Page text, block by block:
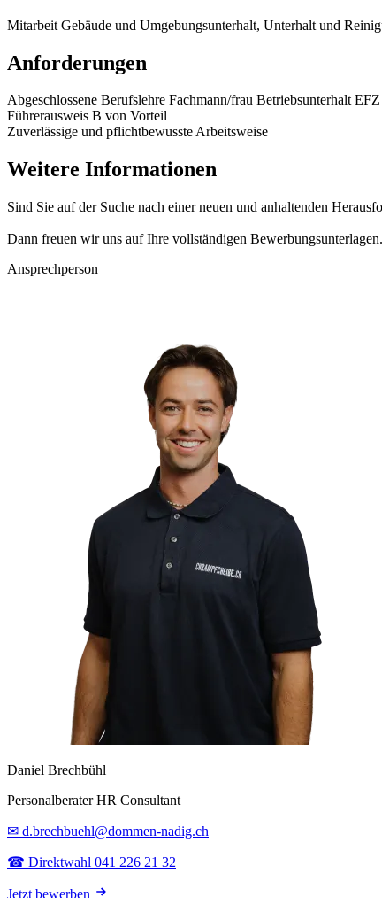
Mitarbeit Gebäude und Umgebungsunterhalt, Unterhalt und
Anforderungen
Abgeschlossene Berufslehre Fachmann/frau Betriebsunterhalt EFZ
Führerausweis B von Vorteil
Zuverlässige und pflichtbewusste Arbeitsweise
Weitere Informationen
Sind Sie auf der Suche nach einer neuen und anhaltenden
Dann freuen wir uns auf Ihre vollständigen Bewerbungsunterlagen.
Ansprechperson
Daniel Brechbühl
Personalberater HR Consultant
✉ d.brechbuehl@dommen-nadig.ch
☎ Direktwahl 041 226 21 32
Jetzt bewerben